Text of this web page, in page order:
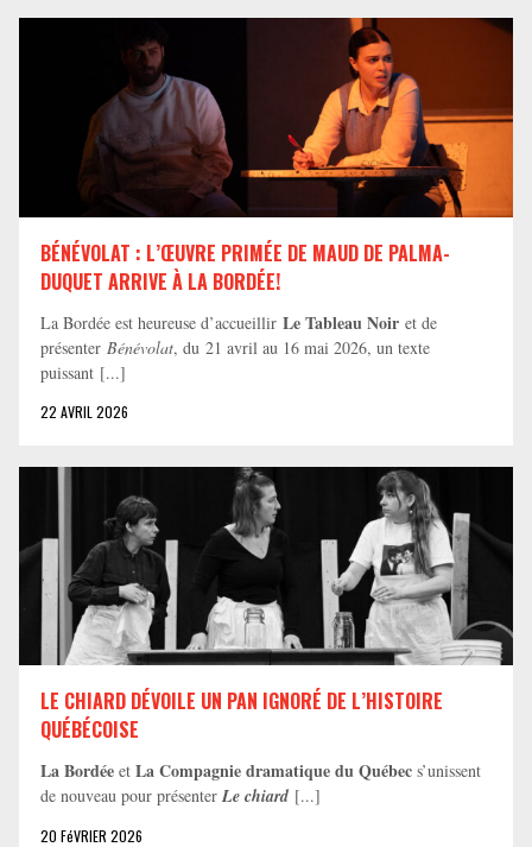
BÉNÉVOLAT : L’ŒUVRE PRIMÉE DE MAUD DE PALMA-
DUQUET ARRIVE À LA BORDÉE!
La Bordée est heureuse d’accueillir Le Tableau Noir et de
présenter Bénévolat, du 21 avril au 16 mai 2026, un texte
puissant [...]
22 AVRIL 2026
LE CHIARD DÉVOILE UN PAN IGNORÉ DE L’HISTOIRE
QUÉBÉCOISE
La Bordée et La Compagnie dramatique du Québec s’unissent
de nouveau pour présenter Le chiard [...]
20 FéVRIER 2026